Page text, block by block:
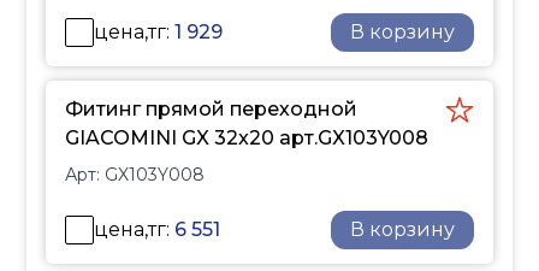
водоснабжения, в
системах наружного
отопления и
снеготаяния.
обеспечивая их
универсальность и
совместимость.
Полимерное кольцо,
применяемое при
напряжения и прочное
неразъемное
цена,тг:1 929 В корзину
Фитинг прямой переходной
GIACOMINI GX 32x20 арт.GX103Y008
Арт: GX103Y008
цена,тг: 6 551 В корзину